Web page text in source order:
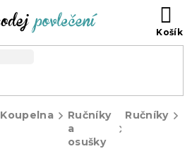
Koupelna
Ručníky
a
osušky
Ručníky